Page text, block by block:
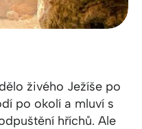
živého Ježíše po
po okolí a mluví s
hříchů. Ale